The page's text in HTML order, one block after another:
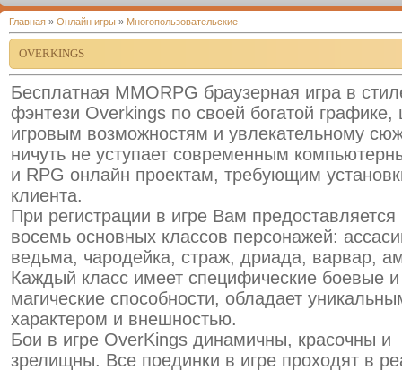
Главная » Онлайн игры » Многопользовательские
OVERKINGS
Бесплатная MMORPG браузерная игра в
фэнтези Overkings по своей богатой
игровым возможностям и увлекательному
ничуть не уступает современным
и RPG онлайн проектам, требующим
клиента.
При регистрации в игре Вам
восемь основных классов персонажей:
ведьма, чародейка, страж, дриада, варвар,
Каждый класс имеет специфические боевые и
магические способности, обладает
характером и внешностью.
Бои в игре OverKings динамичны, красочны и
зрелищны. Все поединки в игре проходят в